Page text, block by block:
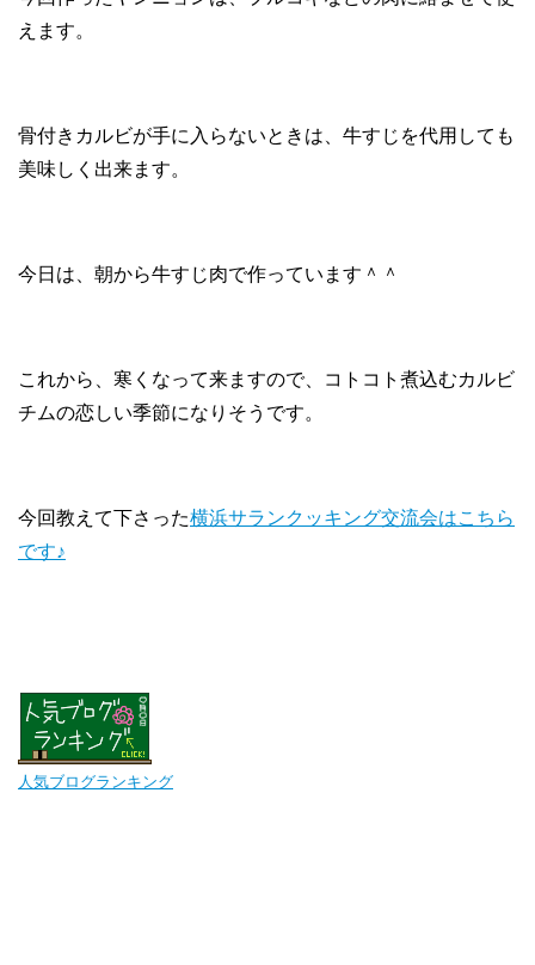
えます。
骨付きカルビが手に入らないときは、牛すじを代用しても
美味しく出来ます。
今日は、朝から牛すじ肉で作っています＾＾
これから、寒くなって来ますので、コトコト煮込むカルビ
チムの恋しい季節になりそうです。
今回教えて下さった横浜サランクッキング交流会はこちら
です♪
人気ブログランキング